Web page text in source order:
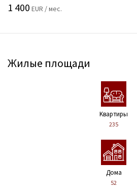
1 400 EUR / мес.
Жилые площади
Kвартиры
235
Дома
52